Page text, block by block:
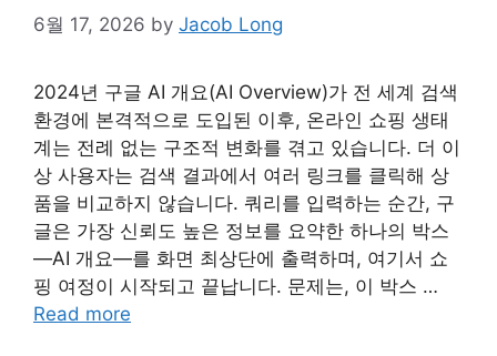
6월 17, 2026 by Jacob Long
2024년 구글 AI 개요(AI Overview)가 전 세계 검색
환경에 본격적으로 도입된 이후, 온라인 쇼핑 생태
계는 전례 없는 구조적 변화를 겪고 있습니다. 더 이
상 사용자는 검색 결과에서 여러 링크를 클릭해 상
품을 비교하지 않습니다. 쿼리를 입력하는 순간, 구
글은 가장 신뢰도 높은 정보를 요약한 하나의 박스
—AI 개요—를 화면 최상단에 출력하며, 여기서 쇼
핑 여정이 시작되고 끝납니다. 문제는, 이 박스 …
Read more